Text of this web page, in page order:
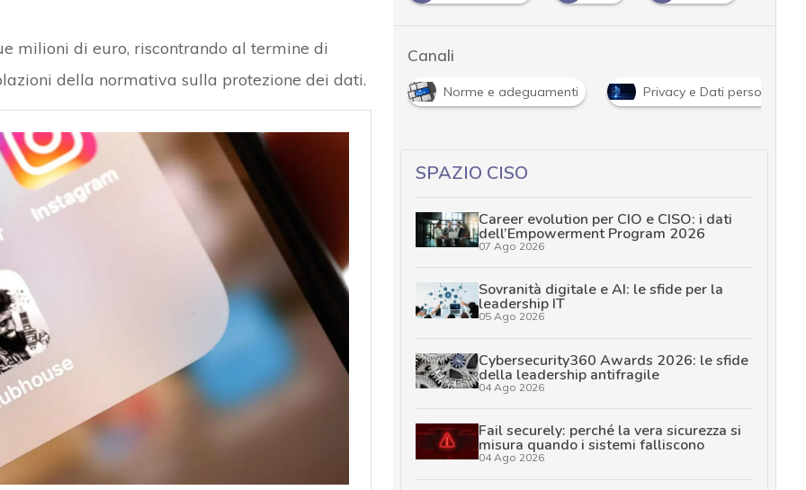
milioni di euro, riscontrando al termine di
della normativa sulla protezione dei dati.
Canali
News, attualità e analisi Cyber sicurezza e privacy Norme e adeguamenti Privacy e Dati personali
SPAZIO CISO
Career evolution per CIO e CISO: i dati
dell’Empowerment Program 2026
07 Ago 2026
Sovranità digitale e AI: le sfide per la
leadership IT
05 Ago 2026
Cybersecurity360 Awards 2026: le sfide
della leadership antifragile
04 Ago 2026
Fail securely: perché la vera sicurezza si
misura quando i sistemi falliscono
04 Ago 2026